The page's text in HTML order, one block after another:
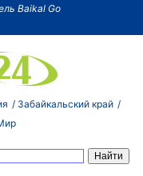
Baikal Go
Забайкальский край